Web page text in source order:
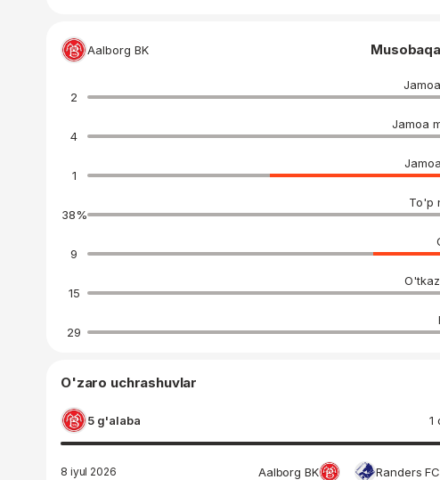
Aalborg BK
2
Jamoa
4
1
To'p
38%
9
15
29
O'zaro uchrashuvlar
5 g'alaba 1
8 iyul 2026 Aalborg BK Randers FC